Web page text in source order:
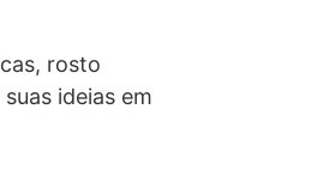
rosto
ideias em